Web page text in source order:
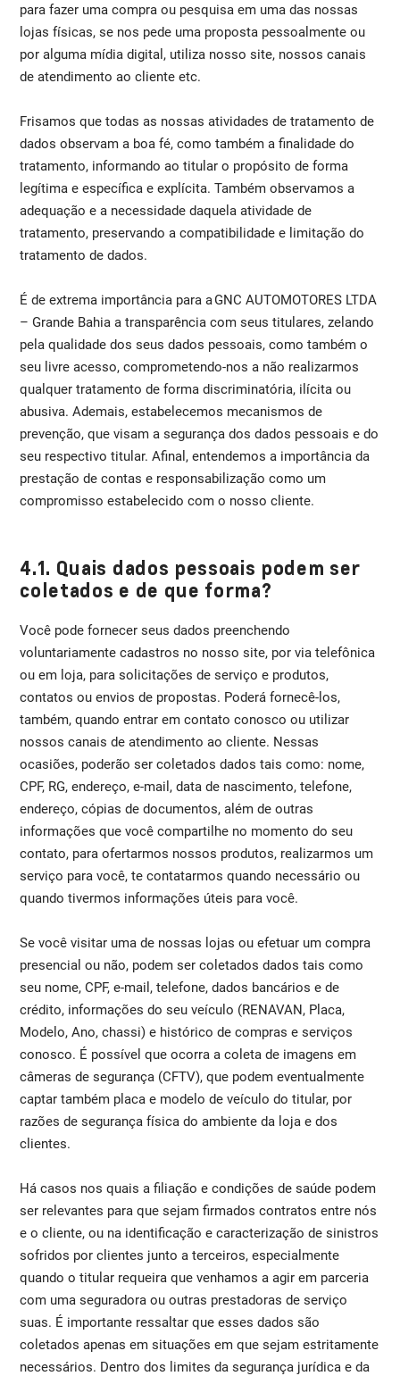
para fazer uma compra ou pesquisa em uma das nossas
lojas físicas, se nos pede uma proposta pessoalmente ou
por alguma mídia digital, utiliza nosso site, nossos canais
de atendimento ao cliente etc.
Frisamos que todas as nossas atividades de tratamento de
dados observam a boa fé, como também a finalidade do
tratamento, informando ao titular o propósito de forma
legítima e específica e explícita. Também observamos a
adequação e a necessidade daquela atividade de
tratamento, preservando a compatibilidade e limitação do
tratamento de dados.
É de extrema importância para a GNC AUTOMOTORES LTDA
– Grande Bahia a transparência com seus titulares, zelando
pela qualidade dos seus dados pessoais, como também o
seu livre acesso, comprometendo-nos a não realizarmos
qualquer tratamento de forma discriminatória, ilícita ou
abusiva. Ademais, estabelecemos mecanismos de
prevenção, que visam a segurança dos dados pessoais e do
seu respectivo titular. Afinal, entendemos a importância da
prestação de contas e responsabilização como um
compromisso estabelecido com o nosso cliente.
4.1. Quais dados pessoais podem ser
coletados e de que forma?
Você pode fornecer seus dados preenchendo
voluntariamente cadastros no nosso site, por via telefônica
ou em loja, para solicitações de serviço e produtos,
contatos ou envios de propostas. Poderá fornecê-los,
também, quando entrar em contato conosco ou utilizar
nossos canais de atendimento ao cliente. Nessas
ocasiões, poderão ser coletados dados tais como: nome,
CPF, RG, endereço, e-mail, data de nascimento, telefone,
endereço, cópias de documentos, além de outras
informações que você compartilhe no momento do seu
contato, para ofertarmos nossos produtos, realizarmos um
serviço para você, te contatarmos quando necessário ou
quando tivermos informações úteis para você.
Se você visitar uma de nossas lojas ou efetuar um compra
presencial ou não, podem ser coletados dados tais como
seu nome, CPF, e-mail, telefone, dados bancários e de
crédito, informações do seu veículo (RENAVAN, Placa,
Modelo, Ano, chassi) e histórico de compras e serviços
conosco. É possível que ocorra a coleta de imagens em
câmeras de segurança (CFTV), que podem eventualmente
captar também placa e modelo de veículo do titular, por
razões de segurança física do ambiente da loja e dos
clientes.
Há casos nos quais a filiação e condições de saúde podem
ser relevantes para que sejam firmados contratos entre nós
e o cliente, ou na identificação e caracterização de sinistros
sofridos por clientes junto a terceiros, especialmente
quando o titular requeira que venhamos a agir em parceria
com uma seguradora ou outras prestadoras de serviço
suas. É importante ressaltar que esses dados são
coletados apenas em situações em que sejam estritamente
necessários. Dentro dos limites da segurança jurídica e da